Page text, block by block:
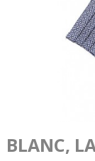
BLANC,